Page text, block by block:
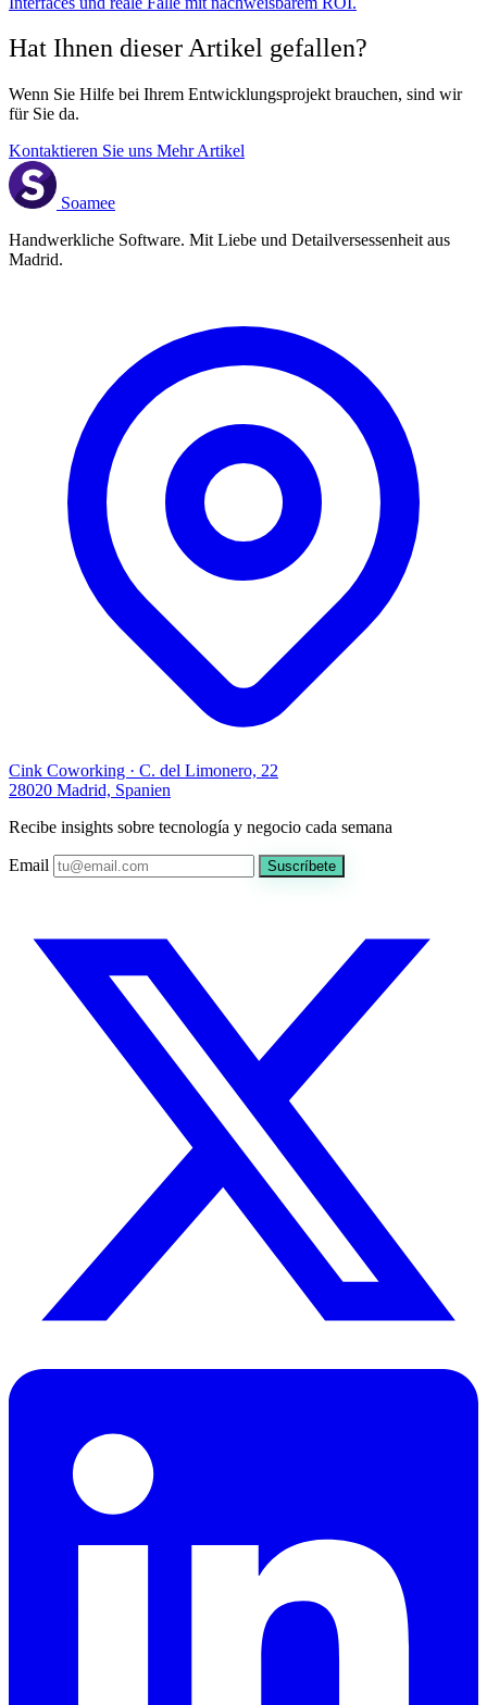
Hat Ihnen dieser Artikel gefallen?
Wenn Sie Hilfe bei Ihrem Entwicklungsprojekt brauchen, sind wir
für Sie da.
Kontaktieren Sie uns Mehr Artikel
Soamee
Handwerkliche Software. Mit Liebe und Detailversessenheit aus
Madrid.
Cink Coworking · C. del Limonero, 22
28020 Madrid, Spanien
Recibe insights sobre tecnología y negocio cada semana
Email Suscríbete